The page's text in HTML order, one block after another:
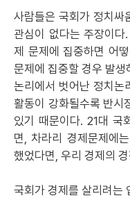
사람들은 국회가 정치싸
관심이 없다는 주장이
제 문제에 집중하면 어
문제에 집중할 경우 발생
논리에서 벗어난 정치논
활동이 강화될수록 반시
있기 때문이다. 21대 국
면, 차라리 경제문제에
했었다면, 우리 경제의
국회가 경제를 살리려는